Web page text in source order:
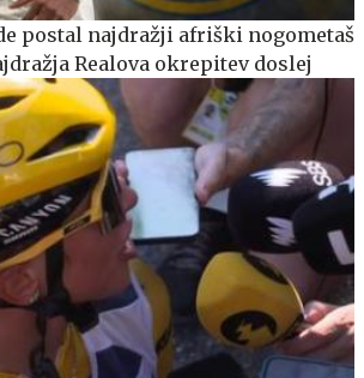
postal najdražji afriški nogometaš
Realova okrepitev doslej